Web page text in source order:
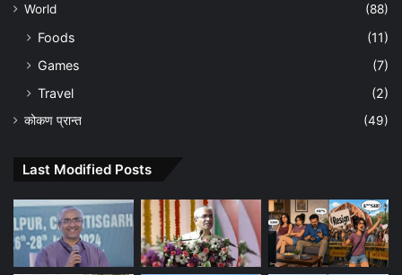
World
(88)
Foods
(11)
Games
(7)
Travel
(2)
कोकण प्रान्त (49)
Last Modified Posts